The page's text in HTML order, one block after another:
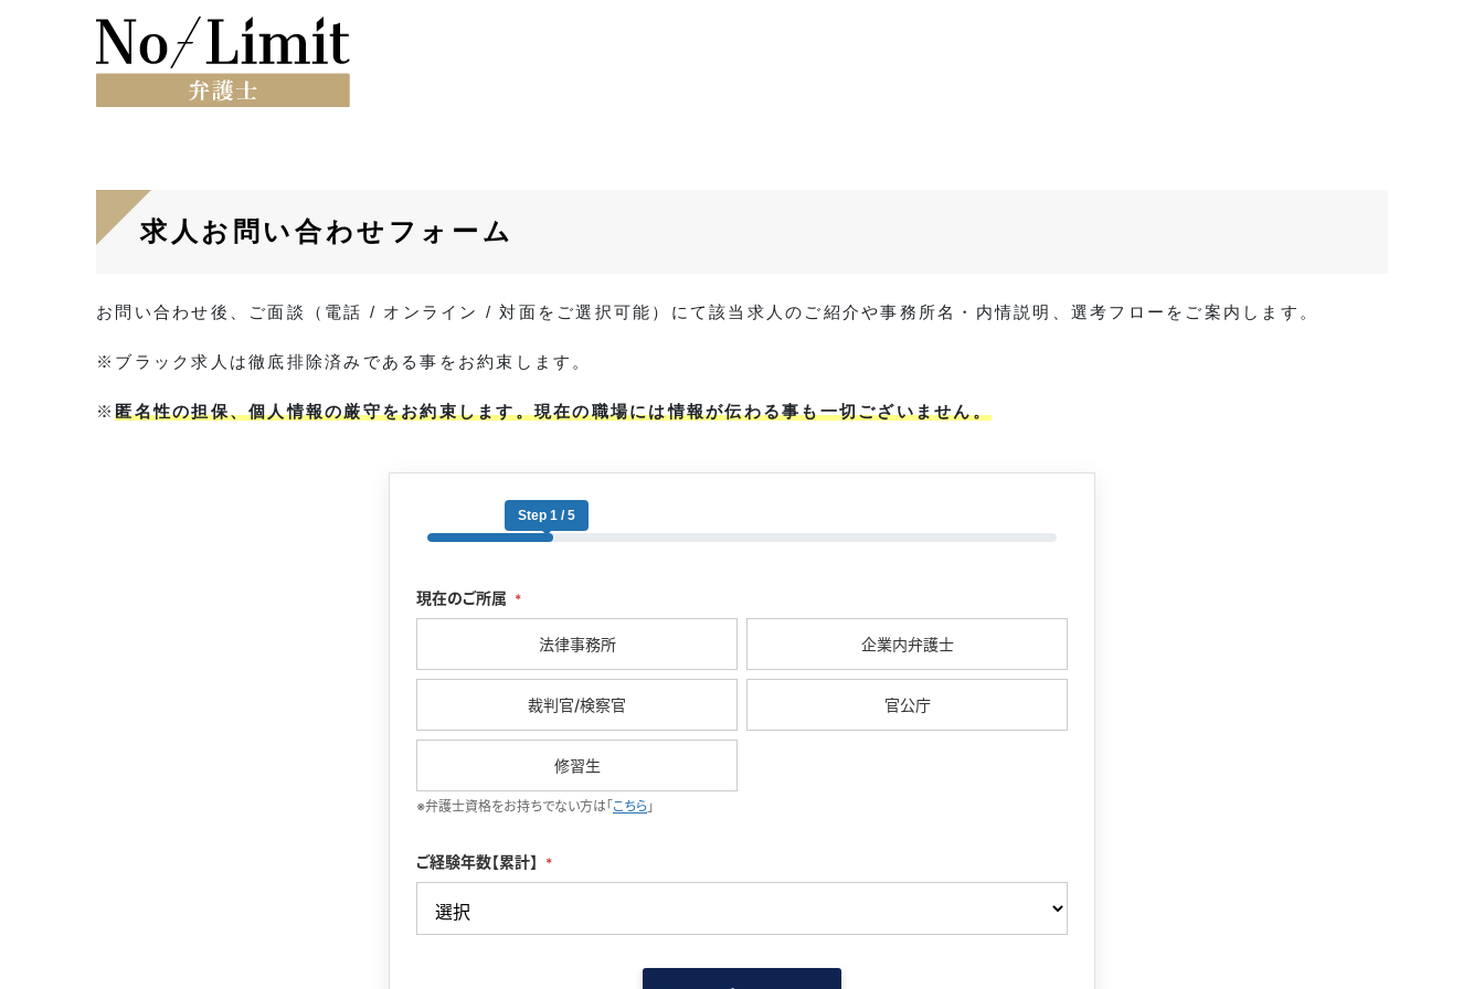
求人お問い合わせフォーム
お問い合わせ後、ご面談（電話 / オンライン / 対面をご選択可能）にて該当求人のご紹介や事務所名・内情説明、選考フローをご案内します。
※ブラック求人は徹底排除済みである事をお約束します。
※匿名性の担保、個人情報の厳守をお約束します。現在の職場には情報が伝わる事も一切ございません。
Step 1 / 5
現在のご所属 *
法律事務所 企業内弁護士
裁判官/検察官 官公庁
修習生
※弁護士資格をお持ちでない方は「こちら 」
ご経験年数【累計】 *